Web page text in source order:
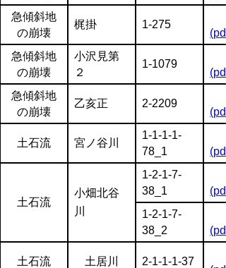
急傾斜地
の崩壊
梶掛 1-275
急傾斜地
の崩壊
小沢見第
２
1-1079
急傾斜地
の崩壊
乙亥正 2-2209
土石流 宮ノ谷川
1-1-1-1-
78_1
土石流
小畑北谷
川
1-2-1-7-
38_1
1-2-1-7-
38_2
土石流 土居川 2-1-1-1-37